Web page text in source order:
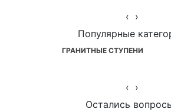
‹ ›
Популярные
ГРАНИТНЫЕ СТУПЕНИ
‹ ›
Остались